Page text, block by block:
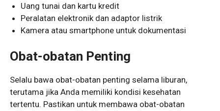
Uang tunai dan kartu kredit
Peralatan elektronik dan adaptor listrik
Kamera atau smartphone untuk dokumentasi
Obat-obatan Penting
Selalu bawa obat-obatan penting selama liburan,
terutama jika Anda memiliki kondisi kesehatan
tertentu. Pastikan untuk membawa obat-obatan